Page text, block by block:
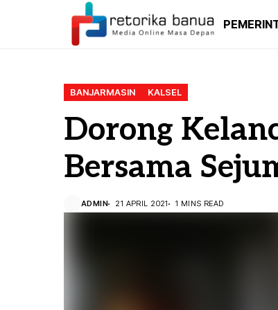
BANJARMASIN KALSEL
Dorong
Bersama
ADMIN 21 APRIL 2021 1 MINS READ